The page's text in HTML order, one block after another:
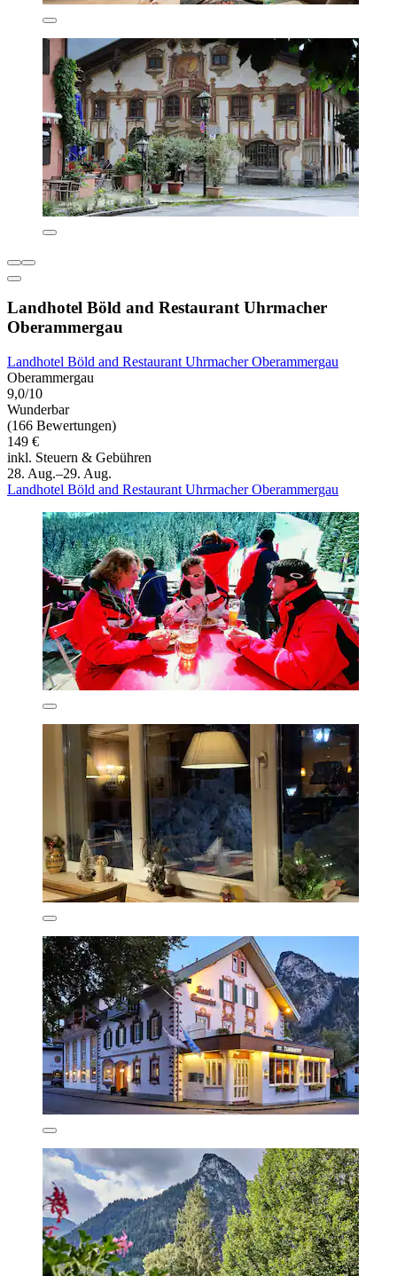
Landhotel Böld and Restaurant Uhrmacher
Oberammergau
Landhotel Böld and Restaurant Uhrmacher Oberammergau
Oberammergau
9,0/10
Wunderbar
(166 Bewertungen)
149 €
inkl. Steuern & Gebühren
28. Aug.–29. Aug.
Landhotel Böld and Restaurant Uhrmacher Oberammergau